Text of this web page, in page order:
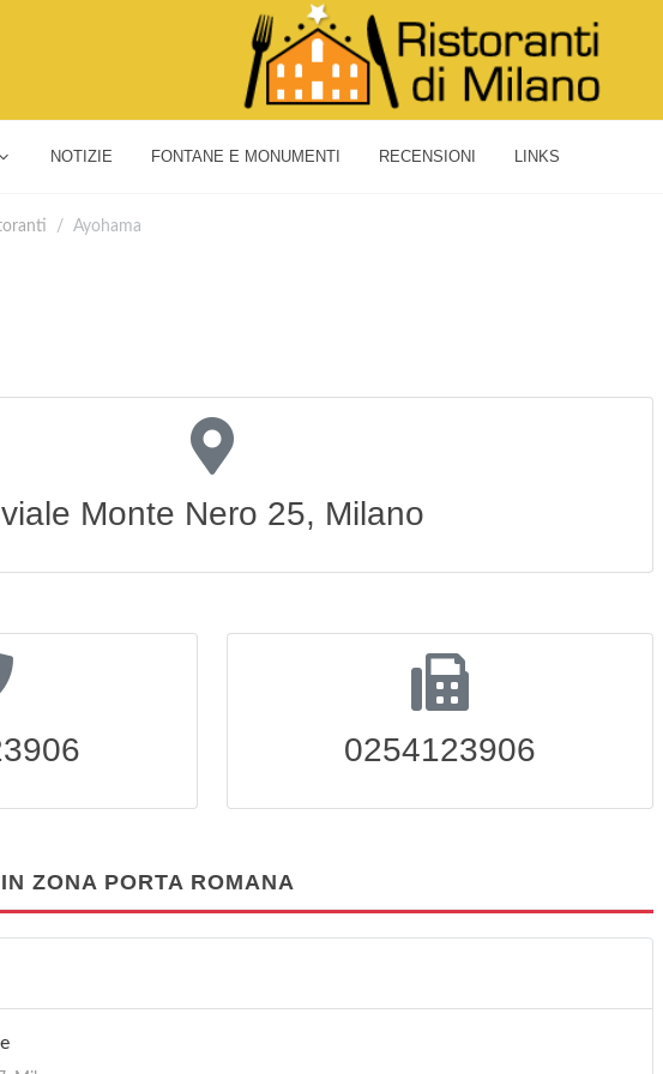
NOTIZIE FONTANE E MONUMENTI RECENSIONI LINKS
Ayohama
viale Monte Nero 25, Milano
0254123906
ZONA PORTA ROMANA